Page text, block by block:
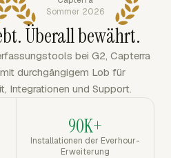
Sommer 2026
Überall bewährt.
bei G2, Capterra
durchgängigem Lob für
Integrationen und Support.
90K+
Installationen der Everhour-
Erweiterung